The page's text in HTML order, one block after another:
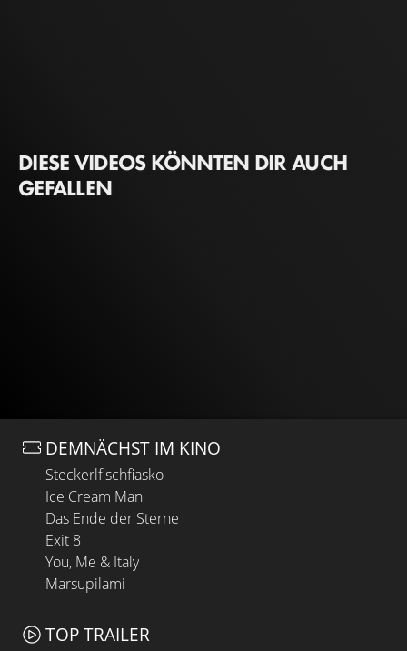
DIESE VIDEOS KÖNNTEN DIR AUCH
GEFALLEN
DEMNÄCHST IM KINO
Steckerlfischfiasko
Ice Cream Man
Das Ende der Sterne
Exit 8
You, Me & Italy
Marsupilami
TOP TRAILER